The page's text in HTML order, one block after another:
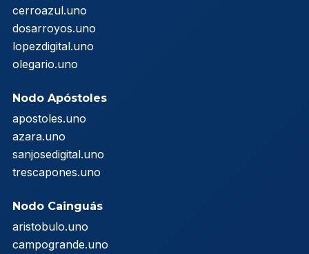
cerroazul.uno
dosarroyos.uno
lopezdigital.uno
olegario.uno
Nodo Apóstoles
apostoles.uno
azara.uno
sanjosedigital.uno
trescapones.uno
Nodo Cainguás
aristobulo.uno
campogrande.uno